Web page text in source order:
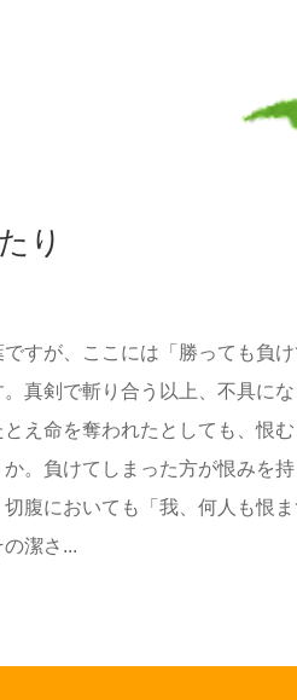
り
すが、ここには「勝っても負
真剣で斬り合う以上、不具に
え命を奪われたとしても、恨
。負けてしまった方が恨みを
腹においても「我、何人も恨
潔さ...